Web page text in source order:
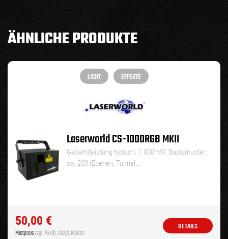
ÄHNLICHE PRODUKTE
LICHT EFFEKTE
Laserworld CS-1000RGB MKII
Gesamtleistung typisch: 1.000mW, Basismuster:
ca. 200 (Ebenen, Tunnel,…
50,00 €
Mietpreiszzgl. MwSt. abzgl. Rabatt
DETAILS